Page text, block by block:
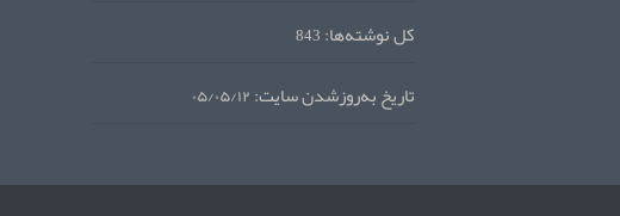
کل نوشته‌ها:843
تاریخ به‌روزشدن سایت:۰۵/۰۵/۱۲